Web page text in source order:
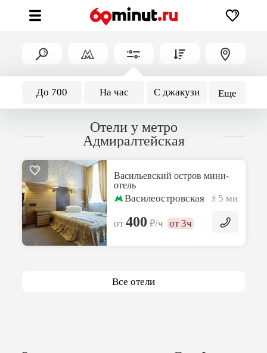
До 700 На час С джакузи Еще
Отели у метро
Адмиралтейская
Васильевский остров мини-
отель
Василеостровская 5 мин
от 400 ₽/ч от 3ч
Все отели